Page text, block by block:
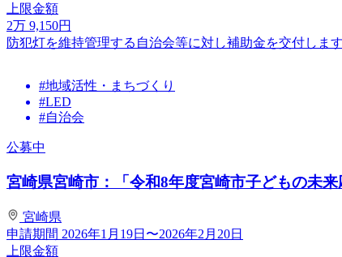
上限金額
2万 9,150円
防犯灯を維持管理する自治会等に対し補助金を交付します
#地域活性・まちづくり
#LED
#自治会
公募中
宮崎県宮崎市：「令和8年度宮崎市子どもの未
宮崎県
申請期間 2026年1月19日〜2026年2月20日
上限金額